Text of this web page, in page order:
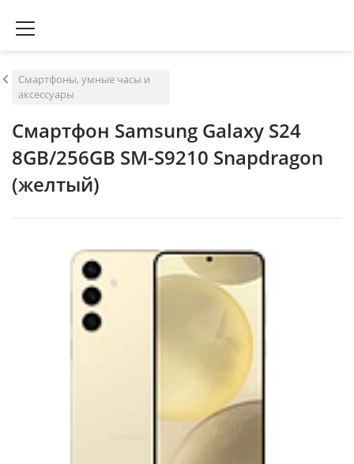
Смартфоны, умные часы и
аксессуары
Смартфон Samsung Galaxy S24
8GB/256GB SM-S9210 Snapdragon
(желтый)